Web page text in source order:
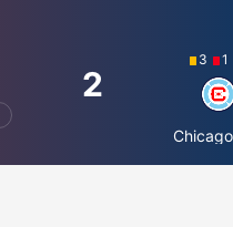
2
3 1